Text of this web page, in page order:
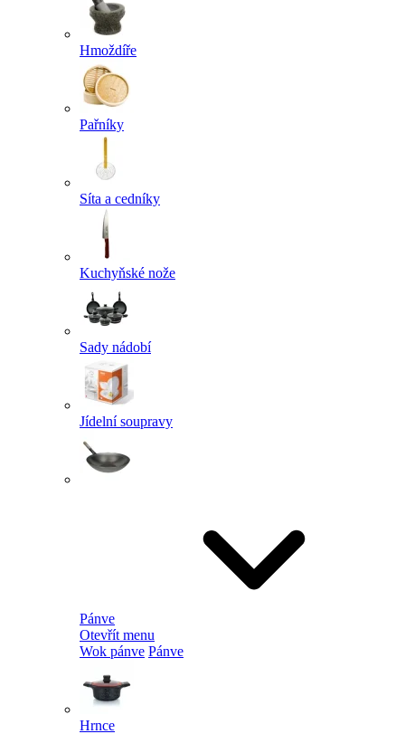
Hmoždíře
Pařníky
Síta a cedníky
Kuchyňské nože
Sady nádobí
Jídelní soupravy
Pánve
Otevřít menu
Wok pánve Pánve
Hrnce